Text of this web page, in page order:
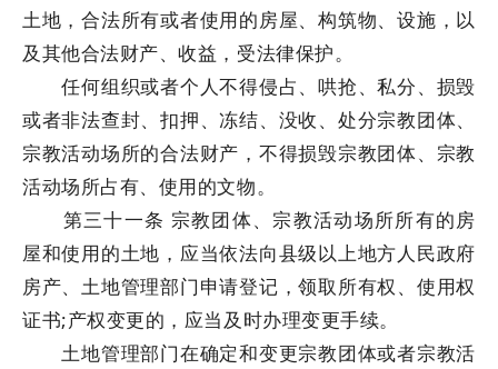
土地，合法所有或者使用的房屋、构筑物、设施，以
及其他合法财产、收益，受法律保护。
任何组织或者个人不得侵占、哄抢、私分、损毁
或者非法查封、扣押、冻结、没收、处分宗教团体、
宗教活动场所的合法财产，不得损毁宗教团体、宗教
活动场所占有、使用的文物。
第三十一条 宗教团体、宗教活动场所所有的房
屋和使用的土地，应当依法向县级以上地方人民政府
房产、土地管理部门申请登记，领取所有权、使用权
证书;产权变更的，应当及时办理变更手续。
土地管理部门在确定和变更宗教团体或者宗教活